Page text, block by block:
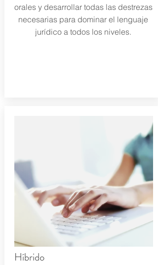
orales y desarrollar todas las destrezas
necesarias para dominar el lenguaje
jurídico a todos los niveles.
Híbrido